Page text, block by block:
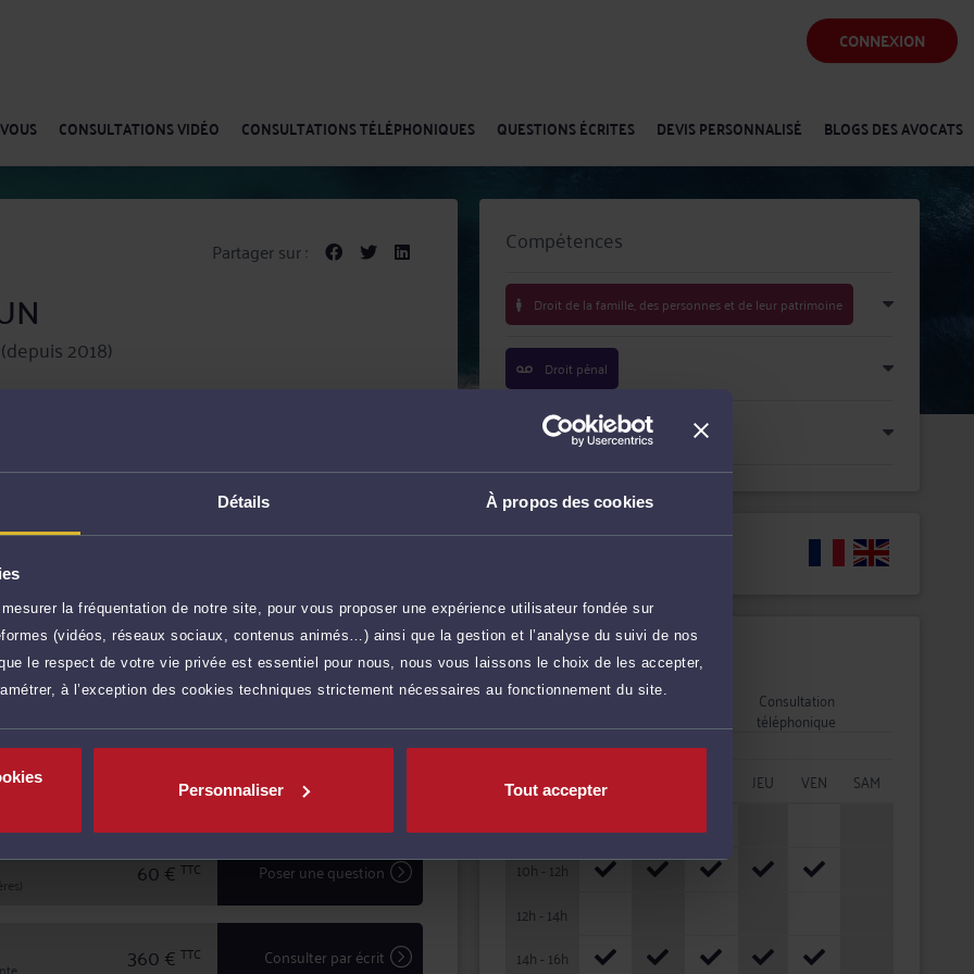
Détails À propos des cookies
la fréquentation de notre site, pour vous proposer une expérience utilisateur fondée sur
(vidéos, réseaux sociaux, contenus animés…) ainsi que la gestion et l’analyse du suivi de nos
le respect de votre vie privée est essentiel pour nous, nous vous laissons le choix de les accepter,
à l’exception des cookies techniques strictement nécessaires au fonctionnement du site.
Personnaliser Tout accepter
CONNEXION
CONSULTATIONS VIDÉO CONSULTATIONS TÉLÉPHONIQUES QUESTIONS ÉCRITES DEVIS PERSONNALISÉ BLOGS DES AVOCATS
Partager sur :
2018)
après près de six années passées au sein du
principaux sont en Droit de la famille, des
partie civile), Droit routier et de la circulation
des conflits, et comme avocat chargé d'assurer la
en défense, ou pour engager une procédure contre
avec ses clients pour mettre en
leurs intérêts avec ténacité et efficacité.
plus
120 € TTC Prendre RDV
40 €TTC Demander un rappel
60 €TTC Poser une question
360 € TTC Consulter par écrit
Compétences
Droit de la famille, des personnes et de leur patrimoine
Droit pénal
Droit des enfants
Disponibilités
Rendez-vous Consultation
téléphonique
HORAIRES LUN JEU VEN
SAM
08h - 10h
10h - 12h
12h - 14h
14h - 16h